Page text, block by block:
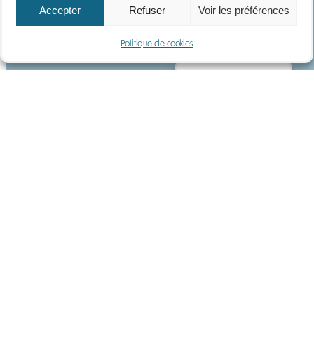
Accepter Refuser Voir les préférences
Politique de cookies
Maintenance
Formation